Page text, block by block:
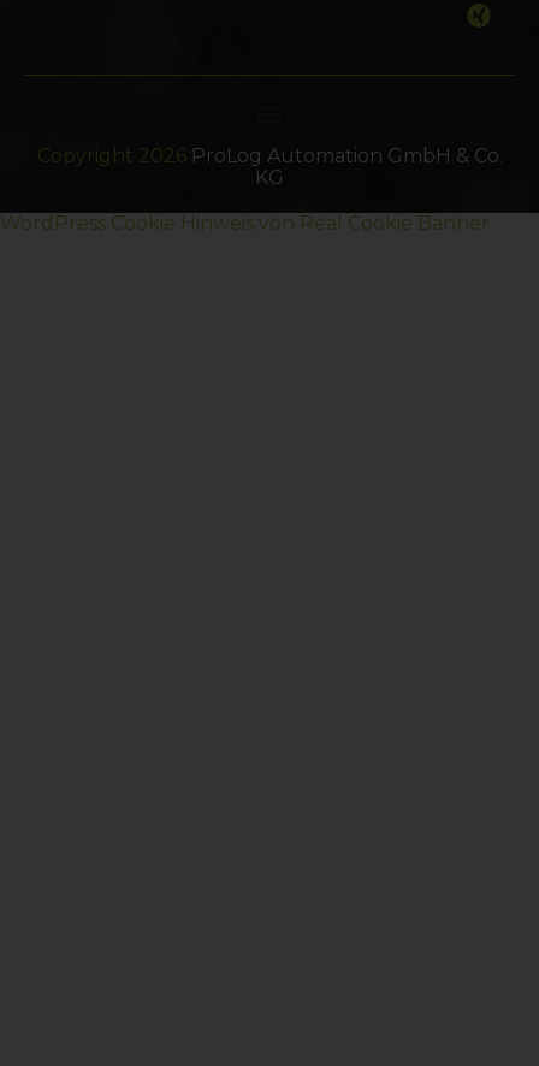
Copyright 2026 ProLog Automation GmbH & Co.
KG
WordPress Cookie Hinweis von Real Cookie Banner